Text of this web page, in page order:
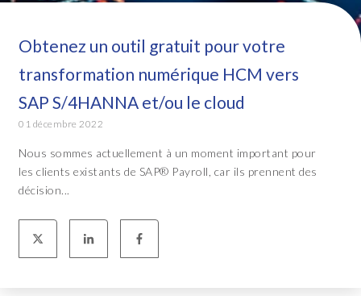
Obtenez un outil gratuit pour votre
transformation numérique HCM vers
SAP S/4HANNA et/ou le cloud
01 décembre 2022
Nous sommes actuellement à un moment important pour
les clients existants de SAP® Payroll, car ils prennent des
décision...